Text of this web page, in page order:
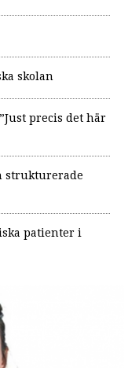
skolan
precis det här
strukturerade
patienter i